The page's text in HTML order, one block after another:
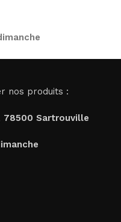
nos produits :
78500 Sartrouville